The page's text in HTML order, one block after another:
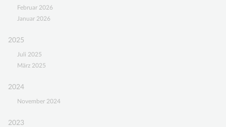
FÖRDERMITGLIED WERDEN
KONTAKT
Februar 2026
Januar 2026
2025
Juli 2025
März 2025
2024
November 2024
2023